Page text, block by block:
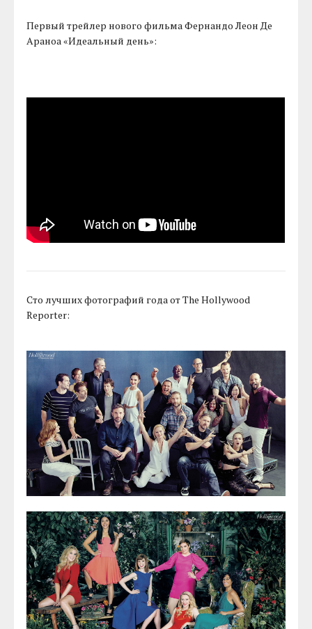
Первый трейлер нового фильма Фернандо Леон Де
Араноа «Идеальный день»:
Сто лучших фотографий года от The Hollywood
Reporter: